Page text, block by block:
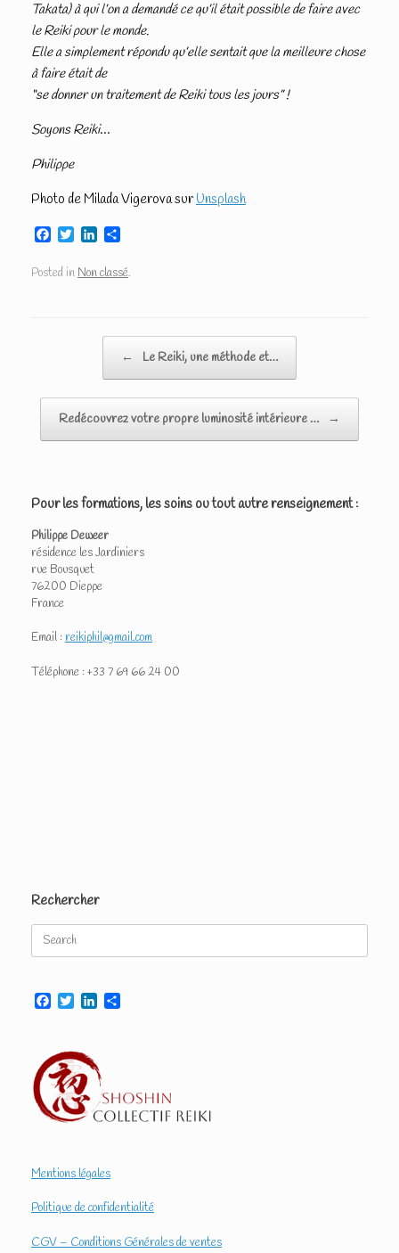
Takata) à qui l’on a demandé ce qu’il était possible de faire avec
le Reiki pour le monde.
Elle a simplement répondu qu’elle sentait que la meilleure chose
à faire était de
“se donner un traitement de Reiki tous les jours” !
Soyons Reiki…
Philippe
Photo de Milada Vigerova surUnsplash
F
c
e
T
t
L
n
k
r
t
Posted in Non classé.
← Le Reiki, une méthode et…
Redécouvrez votre propre luminosité intérieure … →
Pour les formations, les soins ou tout autre renseignement :
Philippe Deweer
résidence les Jardiniers
rue Bousquet
76200 Dieppe
France
Email : reikiphil@gmail.com
Téléphone : +33 7 69 66 24 00
Rechercher
Search
for:
FacebookTwitterLinkedIn
Mentions légales
Politique de confidentialité
CGV – Conditions Générales de ventes